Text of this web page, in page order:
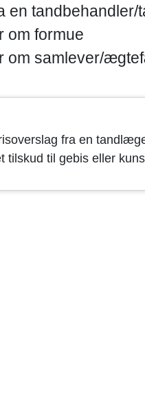
en tandbehandler/
om formue
om samlever/
fra en
tilskud til gebis eller